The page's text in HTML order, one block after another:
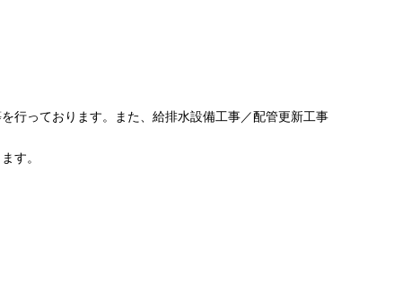
行っております。また、給排水設備工事／配管更新工事
す。